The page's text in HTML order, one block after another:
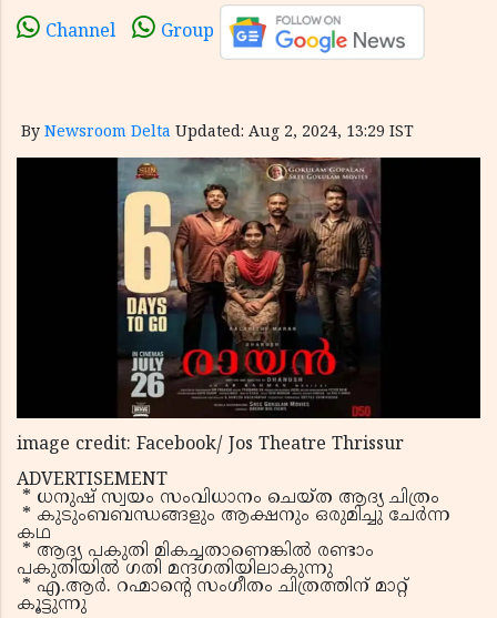
Channel Group
By Newsroom Delta Updated: Aug 2, 2024, 13:29 IST
image credit: Facebook/ Jos Theatre Thrissur
ADVERTISEMENT
* ധനുഷ് സ്വയം സംവിധാനം ചെയ്ത ആദ്യ ചിത്രം
* കുടുംബബന്ധങ്ങളും ആക്ഷനും ഒരുമിച്ചു ചേർന്ന
കഥ
* ആദ്യ പകുതി മികച്ചതാണെങ്കിൽ രണ്ടാം
പകുതിയിൽ ഗതി മന്ദഗതിയിലാകുന്നു
* എ.ആർ. റഹ്മാന്റെ സംഗീതം ചിത്രത്തിന് മാറ്റ്
കൂട്ടുന്നു